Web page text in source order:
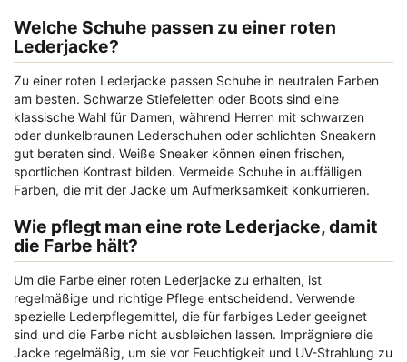
Welche Schuhe passen zu einer roten
Lederjacke?
Zu einer roten Lederjacke passen Schuhe in neutralen Farben
am besten. Schwarze Stiefeletten oder Boots sind eine
klassische Wahl für Damen, während Herren mit schwarzen
oder dunkelbraunen Lederschuhen oder schlichten Sneakern
gut beraten sind. Weiße Sneaker können einen frischen,
sportlichen Kontrast bilden. Vermeide Schuhe in auffälligen
Farben, die mit der Jacke um Aufmerksamkeit konkurrieren.
Wie pflegt man eine rote Lederjacke, damit
die Farbe hält?
Um die Farbe einer roten Lederjacke zu erhalten, ist
regelmäßige und richtige Pflege entscheidend. Verwende
spezielle Lederpflegemittel, die für farbiges Leder geeignet
sind und die Farbe nicht ausbleichen lassen. Imprägniere die
Jacke regelmäßig, um sie vor Feuchtigkeit und UV-Strahlung zu